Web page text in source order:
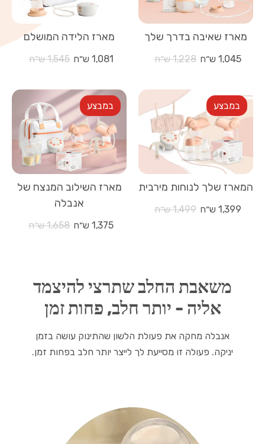
שימוש בחזיית שאיבה לשאיבה דו-צדדית עם אנבלה
מרכז הידע
טיפים וטריקים לשאיבה
מארז שאיבה בדרך שלך
1,045 ש״ח
מחיר
1,228 ש״ח
מארז הלידה המושלם
1,081 ש״ח
מחיר
1,545 ש״ח
המארז שלך לנוחות מירבית
1,399 ש״ח
מחיר
1,499 ש״ח
במבצע
מארז השילוב המנצח של
אנבלה
1,375 ש״ח
מחיר
1,658 ש״ח
במבצע
משאבת החלב שתרצי להיצמד
אליה - יותר חלב, פחות זמן
אנבלה מחקה את פעולת הלשון שהתינוק עושה בזמן
יניקה. פעולה זו מסייעת לך לייצר יותר חלב בפחות זמן.